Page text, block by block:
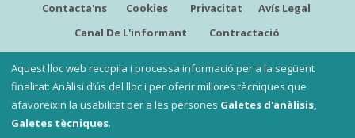
Contacta'ns
Cookies Privacitat
Avís Legal
Canal De L'informant
Contractació
Copyright © Garoina, la botiga del peix
Aquest lloc web recopila i processa informació per a la següent
finalitat: Anàlisi d’ús del lloc i per oferir millores tècniques que
afavoreixin la usabilitat per a les persones Galetes d'anàlisis,
Galetes tècniques.